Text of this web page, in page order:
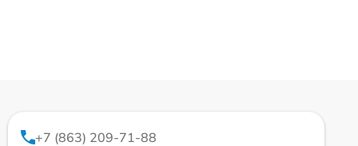
+7 (863) 209-71-88